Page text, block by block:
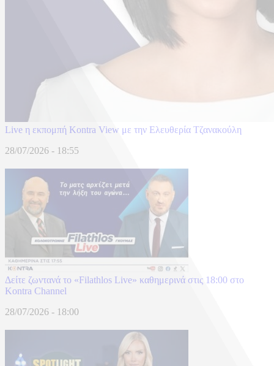
Live η εκπομπή Kontra View με την Ελευθερία Τζανακούλη
28/07/2026 - 18:55
Δείτε ζωντανά το «Filathlos Live» καθημερινά στις 18:00 στο
Kontra Channel
28/07/2026 - 18:00